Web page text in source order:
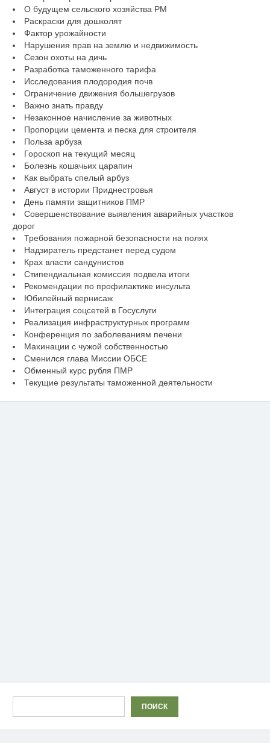
О будущем сельского хозяйства РМ
Раскраски для дошколят
Фактор урожайности
Нарушения прав на землю и недвижимость
Сезон охоты на дичь
Разработка таможенного тарифа
Исследования плодородия почв
Ограничение движения большегрузов
Важно знать правду
Незаконное начисление за животных
Пропорции цемента и песка для строителя
Польза арбуза
Гороскоп на текущий месяц
Болезнь кошачьих царапин
Как выбрать спелый арбуз
Август в истории Приднестровья
День памяти защитников ПМР
Совершенствование выявления аварийных участков
дорог
Требования пожарной безопасности на полях
Надзиратель предстанет перед судом
Крах власти сандунистов
Стипендиальная комиссия подвела итоги
Рекомендации по профилактике инсульта
Юбилейный вернисаж
Интеграция соцсетей в Госуслуги
Реализация инфраструктурных программ
Конференция по заболеваниям печени
Махинации с чужой собственностью
Сменился глава Миссии ОБСЕ
Обменный курс рубля ПМР
Текущие результаты таможенной деятельности
ПОИСК